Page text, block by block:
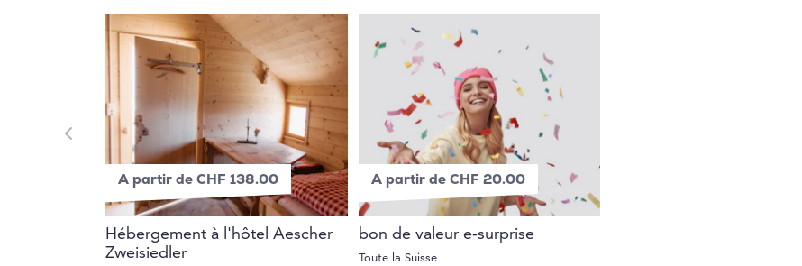
A partir de CHF 138.00
Hébergement à l'hôtel Aescher
Zweisiedler
A partir de CHF 20.00
bon de valeur e-surprise
Toute la Suisse